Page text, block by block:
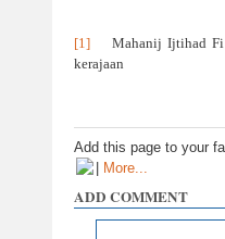
[1]Mahanij Ijtihad Fi
kerajaan
Add this page to your
| More...
ADD COMMENT